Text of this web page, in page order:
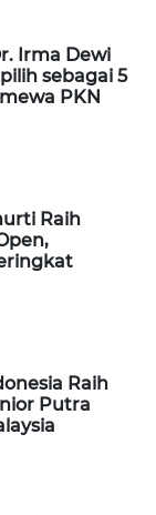
Irma Dewi
sebagai 5
PKN
Raih
Raih
Putra